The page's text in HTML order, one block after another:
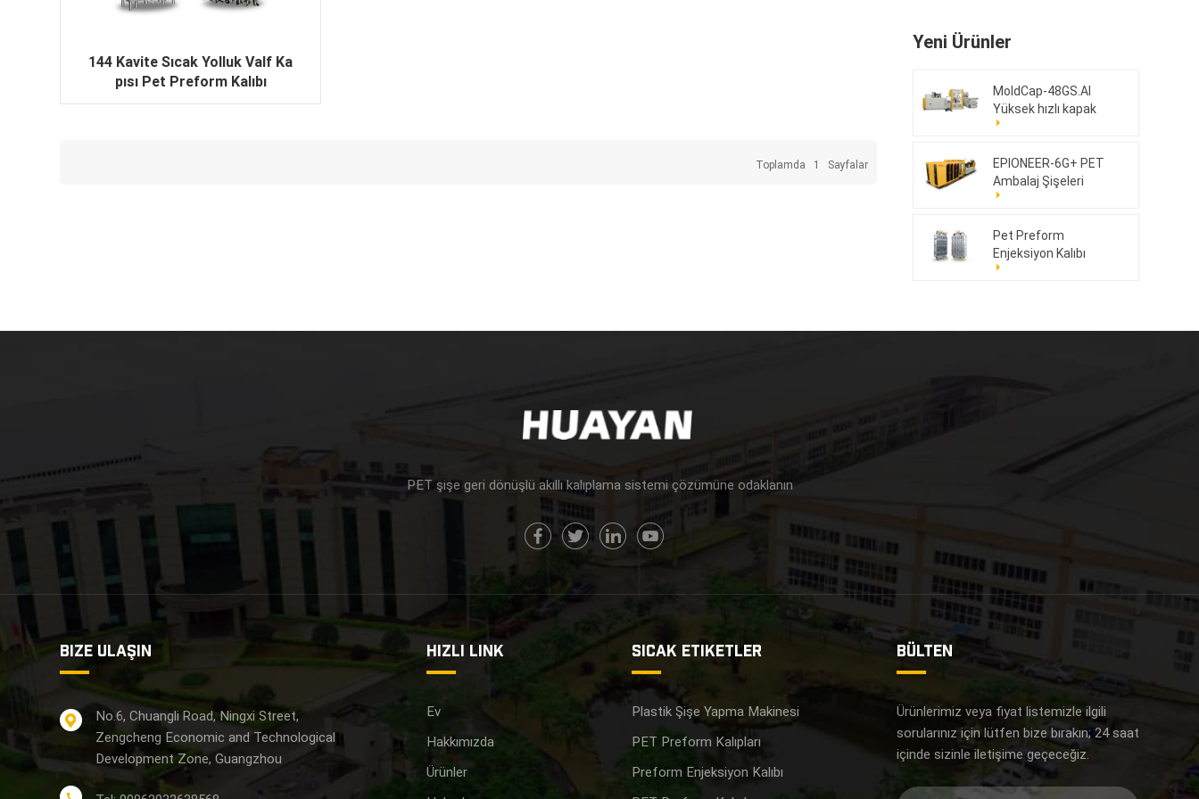
144 Kavite Sıcak Yolluk Valf Ka
pısı Pet Preform Kalıbı
Toplamda 1 Sayfalar
Yeni Ürünler
MoldCap-48GS.AI
Yüksek hızlı kapak
sıkıştırma kalıplama
EPIONEER-6G+ PET
Ambalaj Şişeleri
Pet Preform
Enjeksiyon Kalıbı
176cav
PET şişe geri dönüşlü akıllı kalıplama sistemi çözümüne odaklanın
BIZE ULAŞIN
No.6, Chuangli Road, Ningxi Street,
Zengcheng Economic and Technological
Development Zone, Guangzhou
HIZLI LINK
Ev
Hakkımızda
Ürünler
SICAK ETIKETLER
Plastik Şişe Yapma Makinesi
PET Preform Kalıpları
Preform Enjeksiyon Kalıbı
BÜLTEN
Ürünlerimiz veya fiyat listemizle ilgili
sorularınız için lütfen bize bırakın; 24 saat
içinde sizinle iletişime geçeceğiz.